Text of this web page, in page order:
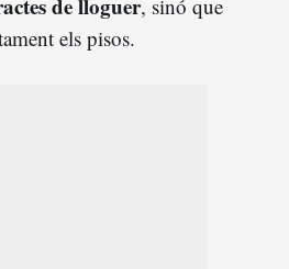
de lloguer, sinó que
els pisos.